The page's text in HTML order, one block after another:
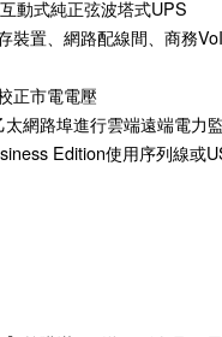
動式純正弦波塔式UPS
裝置、網路配線間、商務
正市電電壓
網路埠進行雲端遠端電力
Edition使用序列線或